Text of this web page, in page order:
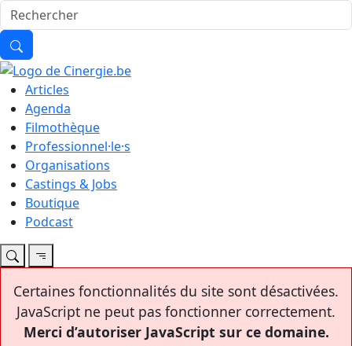
Articles
Agenda
Filmothèque
Professionnel·le·s
Organisations
Castings & Jobs
Boutique
Podcast
Certaines fonctionnalités du site sont désactivées.
JavaScript ne peut pas fonctionner correctement.
Merci d’autoriser JavaScript sur ce domaine.